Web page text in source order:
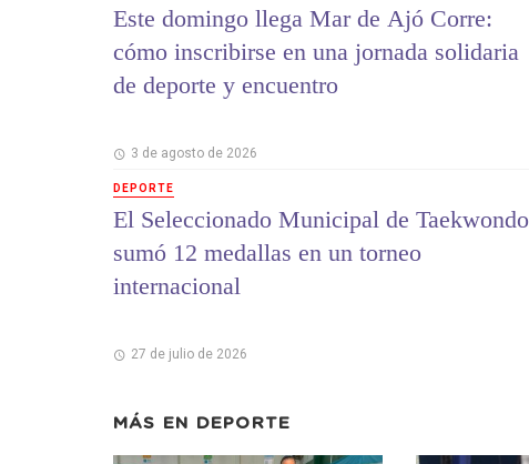
Este domingo llega Mar de Ajó Corre:
cómo inscribirse en una jornada solidaria
de deporte y encuentro
3 de agosto de 2026
DEPORTE
El Seleccionado Municipal de Taekwondo
sumó 12 medallas en un torneo
internacional
27 de julio de 2026
MÁS EN DEPORTE